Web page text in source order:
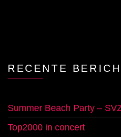
RECENTE
Summer Beach Party –
Top2000 in concert